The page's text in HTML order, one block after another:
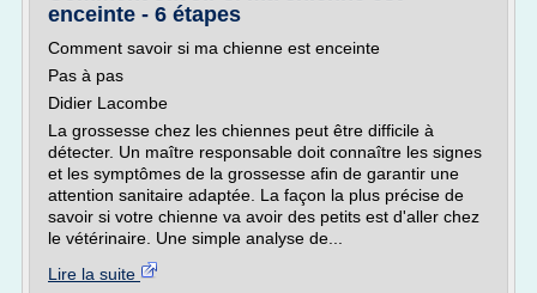
enceinte - 6 étapes
Comment savoir si ma chienne est enceinte
Pas à pas
Didier Lacombe
La grossesse chez les chiennes peut être difficile à
détecter. Un maître responsable doit connaître les signes
et les symptômes de la grossesse afin de garantir une
attention sanitaire adaptée. La façon la plus précise de
savoir si votre chienne va avoir des petits est d'aller chez
le vétérinaire. Une simple analyse de...
Lire la suite